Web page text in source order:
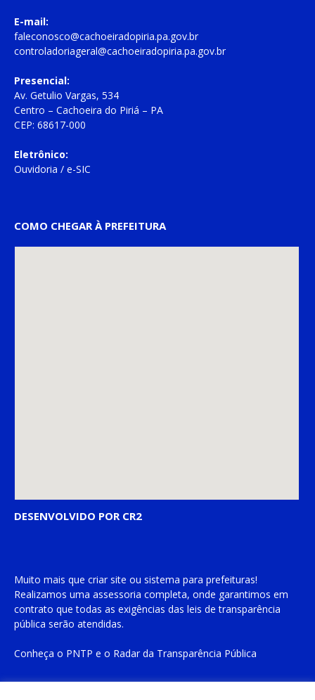
E-mail:
faleconosco@cachoeiradopiria.pa.gov.br
controladoriageral@cachoeiradopiria.pa.gov.br
Presencial:
Av. Getulio Vargas, 534
Centro – Cachoeira do Piriá – PA
CEP: 68617-000
Eletrônico:
Ouvidoria / e-SIC
COMO CHEGAR À PREFEITURA
DESENVOLVIDO POR CR2
Muito mais que criar site ou sistema para prefeituras!
Realizamos uma assessoria completa, onde garantimos em
contrato que todas as exigências das leis de transparência
pública serão atendidas.
Conheça o PNTP e o Radar da Transparência Pública